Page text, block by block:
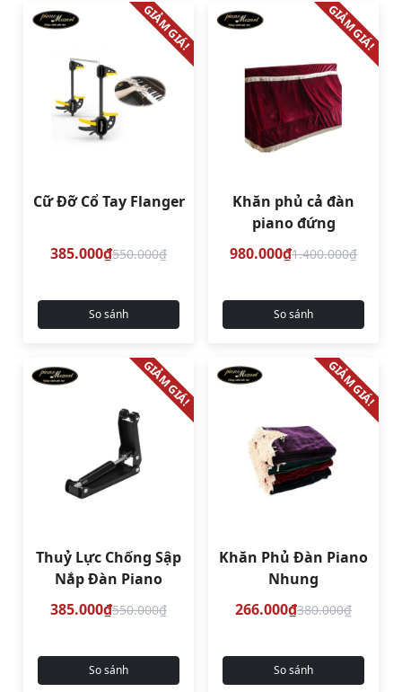
GIẢM GIÁ!
Cữ Đỡ Cổ Tay Flanger
385.000₫550.000₫
So sánh
GIẢM GIÁ!
Khăn phủ cả đàn
piano đứng
980.000₫1.400.000₫
So sánh
GIẢM GIÁ!
Thuỷ Lực Chống Sập
Nắp Đàn Piano
385.000₫550.000₫
So sánh
GIẢM GIÁ!
Khăn Phủ Đàn Piano
Nhung
266.000₫380.000₫
So sánh